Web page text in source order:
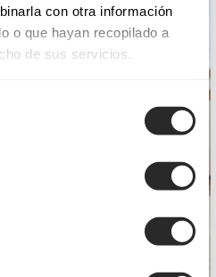
con otra información
o que hayan recopilado a
de sus servicios.